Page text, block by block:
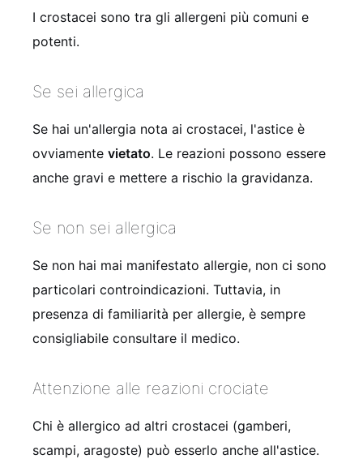
I crostacei sono tra gli allergeni più comuni e
potenti.
Se sei allergica
Se hai un'allergia nota ai crostacei, l'astice è
ovviamente vietato. Le reazioni possono essere
anche gravi e mettere a rischio la gravidanza.
Se non sei allergica
Se non hai mai manifestato allergie, non ci sono
particolari controindicazioni. Tuttavia, in
presenza di familiarità per allergie, è sempre
consigliabile consultare il medico.
Attenzione alle reazioni crociate
Chi è allergico ad altri crostacei (gamberi,
scampi, aragoste) può esserlo anche all'astice.